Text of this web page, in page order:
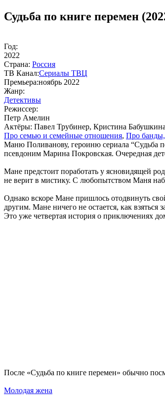
Судьба по книге перемен
Год:
2022
Стра­на: Рос­сия
ТВ Ка­нал:Сериалы ТВЦ
Пре­мье­ра:ноябрь 2022
Жанр:
Де­тек­ти­вы
Ре­жис­сер:
Петр Амелин
Ак­тё­ры: Павел Трубинер, Кристина
Про се­мью и се­мей­ные от­но­ше­ния, Про бан­ды,
Маню Поливанову, героиню сериала “Судьба
псевдоним Марина Покровская. Очередная
Мане предстоит поработать у ясновидящей
не верит в мистику. С любопытством Маня
Однако вскоре Мане пришлось отодвинуть
другим. Мане ничего не остается, как взяться
Это уже четвертая история о приключениях
По­сле «Судьба по книге перемен» обыч­но
Молодая жена